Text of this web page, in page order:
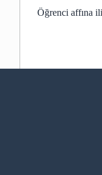
Öğrenci affına